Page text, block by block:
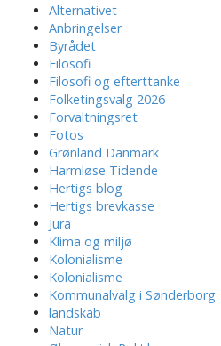
Alternativet
Anbringelser
Byrådet
Filosofi
Filosofi og efterttanke
Folketingsvalg 2026
Forvaltningsret
Fotos
Grønland Danmark
Harmløse Tidende
Hertigs blog
Hertigs brevkasse
Jura
Klima og miljø
Kolonialisme
Kolonialisme
Kommunalvalg i Sønderborg
landskab
Natur